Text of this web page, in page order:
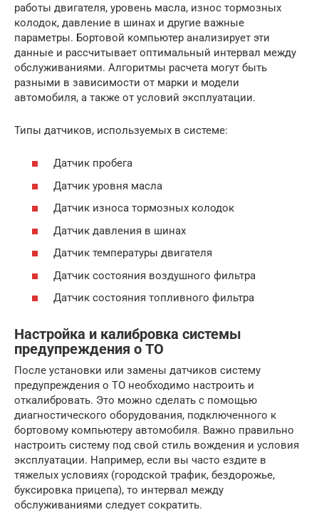
работы двигателя, уровень масла, износ тормозных
колодок, давление в шинах и другие важные
параметры. Бортовой компьютер анализирует эти
данные и рассчитывает оптимальный интервал между
обслуживаниями. Алгоритмы расчета могут быть
разными в зависимости от марки и модели
автомобиля, а также от условий эксплуатации.
Типы датчиков, используемых в системе:
Датчик пробега
Датчик уровня масла
Датчик износа тормозных колодок
Датчик давления в шинах
Датчик температуры двигателя
Датчик состояния воздушного фильтра
Датчик состояния топливного фильтра
Настройка и калибровка системы
предупреждения о ТО
После установки или замены датчиков систему
предупреждения о ТО необходимо настроить и
откалибровать. Это можно сделать с помощью
диагностического оборудования, подключенного к
бортовому компьютеру автомобиля. Важно правильно
настроить систему под свой стиль вождения и условия
эксплуатации. Например, если вы часто ездите в
тяжелых условиях (городской трафик, бездорожье,
буксировка прицепа), то интервал между
обслуживаниями следует сократить.